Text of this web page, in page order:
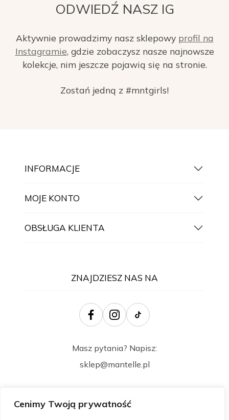
Cenimy Twoją prywatność
ODWIEDŹ NASZ IG
Aktywnie prowadzimy nasz sklepowy profil na
Instagramie, gdzie zobaczysz nasze najnowsze
kolekcje, nim jeszcze pojawią się na stronie.
Zostań jedną z #mntgirls!
INFORMACJE
MOJE KONTO
OBSŁUGA KLIENTA
ZNAJDZIESZ NAS NA
Masz pytania? Napisz:
sklep@mantelle.pl